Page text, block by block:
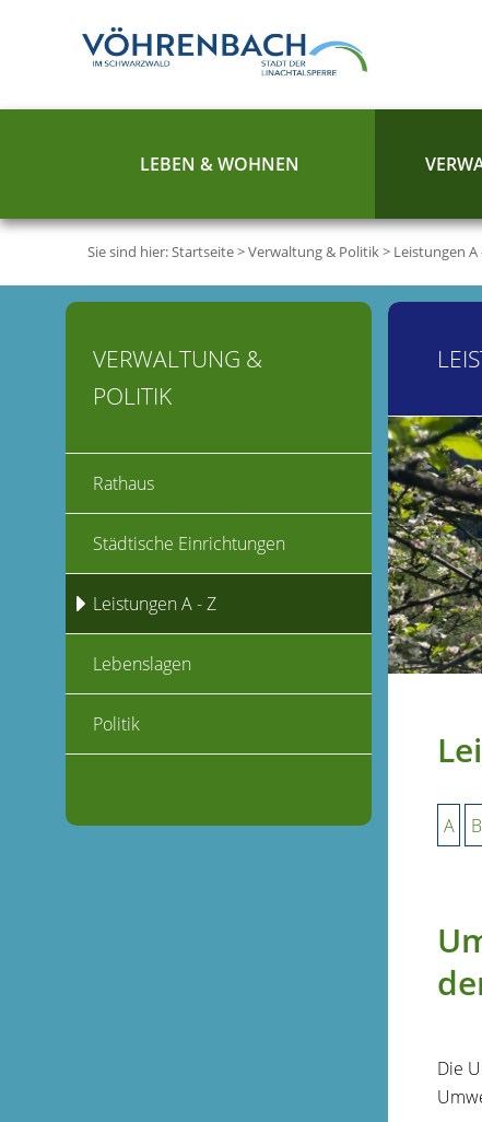
LEBEN & WOHNEN
Sie sind hier:Startseite>Verwaltung & Politik> Leistungen A
A B
Die
VERWALTUNG &
POLITIK
Rathaus
Städtische Einrichtungen
Leistungen A - Z
Lebenslagen
Politik